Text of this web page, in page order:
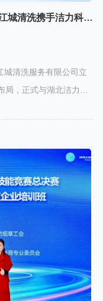
深耕荆楚三十载，智启洁净新未来｜江城清洗携手洁力科打造智慧后勤全链条服务
城清洗服务有限公司立
，正式与湖北洁力科